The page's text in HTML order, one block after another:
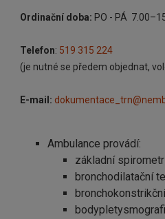
Ordinační doba: PO - PÁ
Telefon: 519 315 224
(je nutné se předem objednat,
E-mail:
Ambulance provádí:
základní
bronchodilatační